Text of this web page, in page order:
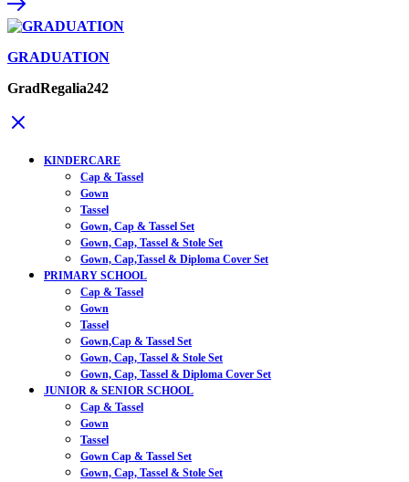
GRADUATION
GradRegalia242
KINDERCARE
Cap & Tassel
Gown
Tassel
Gown, Cap & Tassel Set
Gown, Cap, Tassel & Stole Set
Gown, Cap,Tassel & Diploma Cover Set
PRIMARY SCHOOL
Cap & Tassel
Gown
Tassel
Gown,Cap & Tassel Set
Gown, Cap, Tassel & Stole Set
Gown, Cap, Tassel & Diploma Cover Set
JUNIOR & SENIOR SCHOOL
Cap & Tassel
Gown
Tassel
Gown Cap & Tassel Set
Gown, Cap, Tassel & Stole Set